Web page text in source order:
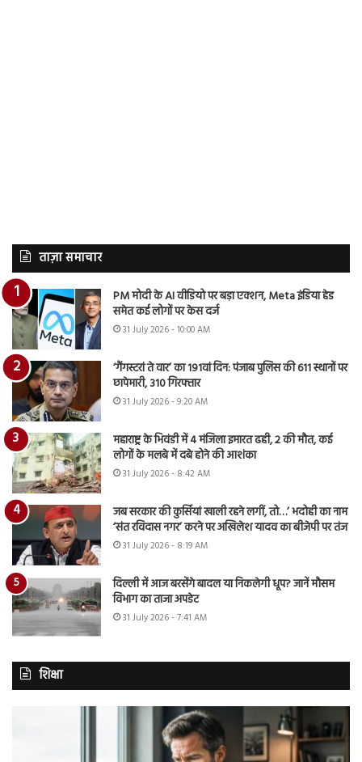
ताज़ा समाचार
PM मोदी के AI वीडियो पर बड़ा एक्शन, Meta इंडिया हेड
समेत कई लोगों पर केस दर्ज
31 July 2026 - 10:00 AM
‘गैंगस्टरां ते वार’ का 191वां दिन: पंजाब पुलिस की 611 स्थानों पर
छापेमारी, 310 गिरफ्तार
31 July 2026 - 9:20 AM
महाराष्ट्र के भिवंडी में 4 मंजिला इमारत ढही, 2 की मौत, कई
लोगों के मलबे में दबे होने की आशंका
31 July 2026 - 8:42 AM
जब सरकार की कुर्सियां खाली रहने लगीं, तो…’ भदोही का नाम
‘संत रविदास नगर’ करने पर अखिलेश यादव का बीजेपी पर तंज
31 July 2026 - 8:19 AM
दिल्ली में आज बरसेंगे बादल या निकलेगी धूप? जानें मौसम
विभाग का ताजा अपडेट
31 July 2026 - 7:41 AM
शिक्षा